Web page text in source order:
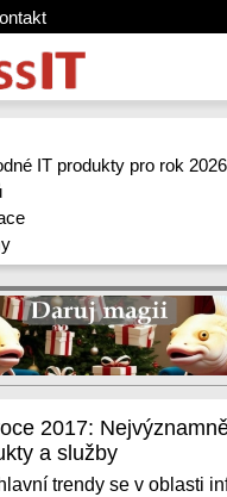
IT produkty pro rok 2026
2017:
a služby
trendy se v oblasti